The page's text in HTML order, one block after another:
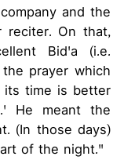
and the
reciter. On that,
Bid'a (i.e.
prayer which
its time is better
He meant the
(In those days)
of the night."